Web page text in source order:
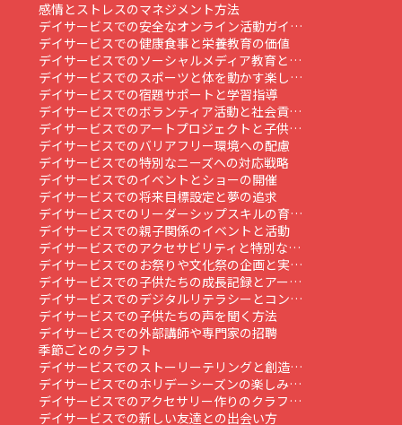
感情とストレスのマネジメント方法
デイサービスでの安全なオンライン活動ガイ…
デイサービスでの健康食事と栄養教育の価値
デイサービスでのソーシャルメディア教育と…
デイサービスでのスポーツと体を動かす楽し…
デイサービスでの宿題サポートと学習指導
デイサービスでのボランティア活動と社会貢…
デイサービスでのアートプロジェクトと子供…
デイサービスでのバリアフリー環境への配慮
デイサービスでの特別なニーズへの対応戦略
デイサービスでのイベントとショーの開催
デイサービスでの将来目標設定と夢の追求
デイサービスでのリーダーシップスキルの育…
デイサービスでの親子関係のイベントと活動
デイサービスでのアクセサビリティと特別な…
デイサービスでのお祭りや文化祭の企画と実…
デイサービスでの子供たちの成長記録とアー…
デイサービスでのデジタルリテラシーとコン…
デイサービスでの子供たちの声を聞く方法
デイサービスでの外部講師や専門家の招聘
季節ごとのクラフト
デイサービスでのストーリーテリングと創造…
デイサービスでのホリデーシーズンの楽しみ…
デイサービスでのアクセサリー作りのクラフ…
デイサービスでの新しい友達との出会い方